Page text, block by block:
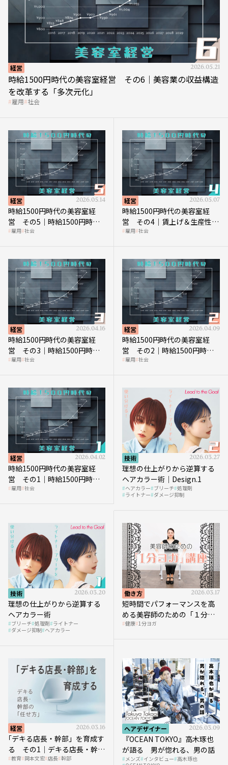
経営 2026.05.21
時給1500円時代の美容室経営 その6｜美容業の収益構造
を改革する「多次元化」
雇用 社会
経営 2026.05.14
時給1500円時代の美容室経
営 その5｜時給1500円時代
の到来は美容業の収益構造を
雇用 社会
経営 2026.05.07
時給1500円時代の美容室経
営 その4｜賃上げ＆生産性向
上につなげる賢い助成金活用
雇用 社会
経営 2026.04.16
時給1500円時代の美容室経
営 その3｜時給1500円時
代、美容業はどのような影響
雇用 社会
経営 2026.04.09
時給1500円時代の美容室経
営 その2｜時給1500円時代
に支払う給与はいくらなのか
雇用 社会
経営 2026.04.02
時給1500円時代の美容室経
営 その1｜時給1500円時代
へ向かう社会的背景
雇用 社会
技術 2026.03.27
理想の仕上がりから逆算する
ヘアカラー術｜Design.1
ヘアカラー ブリーチ 処理剤
ライトナー ダメージ抑制
技術 2026.03.20
理想の仕上がりから逆算する
ヘアカラー術
ブリーチ 処理剤 ライトナー
ダメージ抑制 ヘアカラー
働き方 2026.03.17
短時間でパフォーマンスを高
める美容師のための「１分ヨ
ガ」講座｜実践編
健康 1分ヨガ
経営 2026.03.16
｢デキる店長・幹部」を育成す
る その1｜デキる店長・幹部
の「任せ方」
教育 岡本文宏 店長 幹部
ヘアデザイナー 2026.03.09
『OCEAN TOKYO』高木琢也
が語る 男が惚れる、男の話
メンズ インタビュー 高木琢也